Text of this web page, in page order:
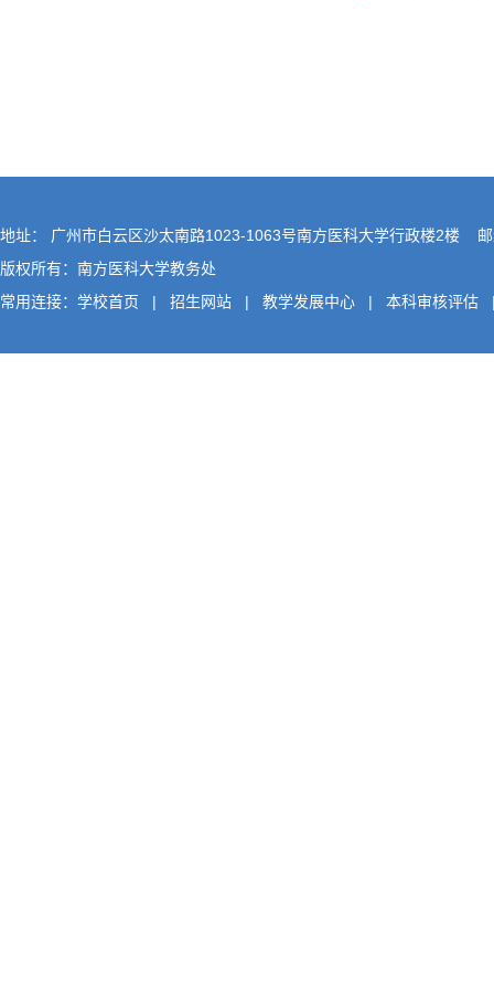
地址： 广州市白云区沙太南路1023-1063号南方医科大学行政楼2楼
版权所有：南方医科大学教务处
常用连接： 学校首页 | 招生网站 | 教学发展中心 | 本科审核评估